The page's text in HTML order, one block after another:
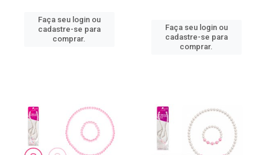
Faça seu login ou
cadastre-se para
comprar.
Faça seu login ou
cadastre-se para
comprar.